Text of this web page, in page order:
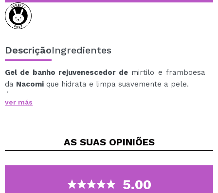
DescriçãoIngredientes
Gel de banho rejuvenescedor de mirtilo e framboesa
da Nacomi que hidrata e limpa suavemente a pele.
É um gel de banho rejuvenescedor, hidratante e com
ação antioxidante.
a microflora bacteriana natural.
gel atrase os processos de envelhecimento da pele,
dando-lhe um brilho radiante.
ver más
AS SUAS OPINIÕES
5.00